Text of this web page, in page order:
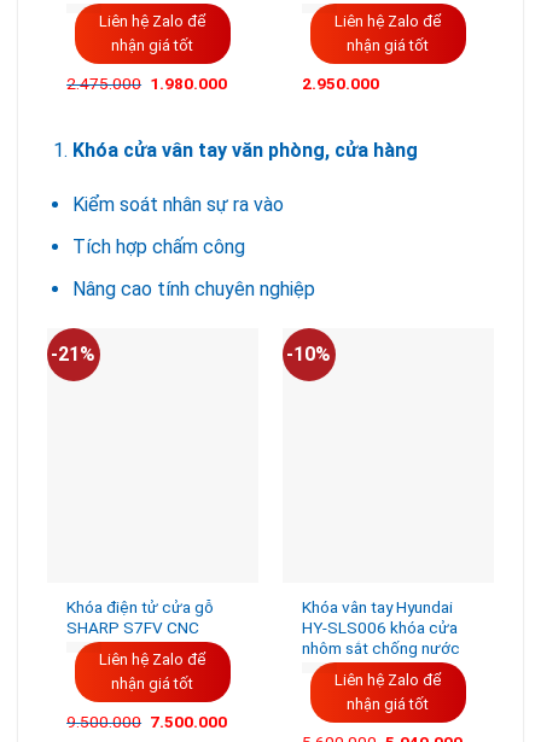
Liên hệ Zalo để
nhận giá tốt
2.475.000 1.980.000
Liên hệ Zalo để
nhận giá tốt
2.950.000
Khóa cửa vân tay văn phòng, cửa hàng
Kiểm soát nhân sự ra vào
Tích hợp chấm công
Nâng cao tính chuyên nghiệp
-21%
Khóa điện tử cửa gỗ
SHARP S7FV CNC
Liên hệ Zalo để
nhận giá tốt
9.500.000 Giá
7.500.000Giá
-10%
Khóa vân tay Hyundai
HY-SLS006 khóa cửa
nhôm sắt chống nước
Liên hệ Zalo để
nhận giá tốt